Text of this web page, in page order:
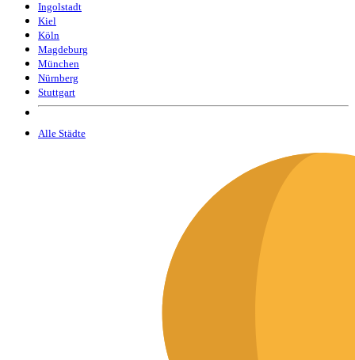
Ingolstadt
Kiel
Köln
Magdeburg
München
Nürnberg
Stuttgart
Alle Städte